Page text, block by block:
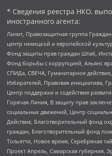
* Сведения реестра НКО,
иностранного агента:
Лилит, Правозащитная группа
центр немецкой и европейской
Фонд защиты прав граждан Штаб,
Фонд борьбы с коррупцией, Альянс
СПИДа, СВЕЧА, Гуманитарное
Избирателей, Правовая инициатива,
Центр поддержки и содействия
Горячая Линия, В защиту прав
социальных движений, Центр
Действие, Благотворительный фонд
граждан, Благотворительный фонд
Тольятти, Новое время, Серебряная
Проект Апрель, Самарская губерния,